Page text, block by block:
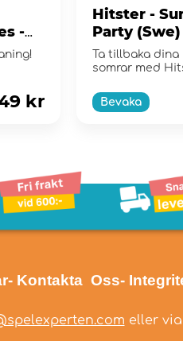
-
kr
Hitster -
Party (Swe)
Ta tillbaka
somrar med
Bevaka
- Kontakta Oss-
eller